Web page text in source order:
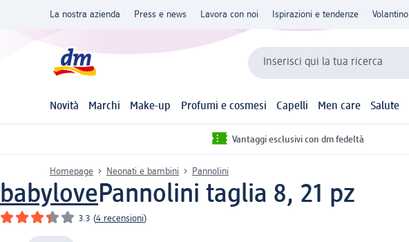
La nostra azienda Press e news Lavora con noi Ispirazioni e tendenze Volantino
Inserisci qui la tua ricerca
Novità Marchi Make-up Profumi e cosmesi Capelli Men care Salute
Vantaggi esclusivi con dm fedeltà
Homepage Neonati e bambini Pannolini
babylovePannolini taglia 8, 21 pz
3.3 (4 recensioni)